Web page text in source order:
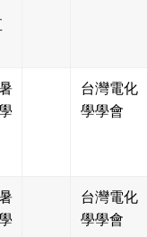
台灣電化
學學會
台灣電化
學學會